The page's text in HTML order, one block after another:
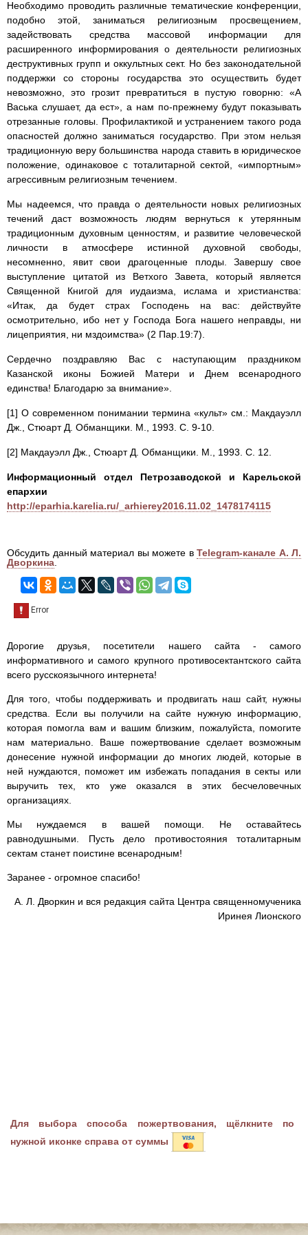
Необходимо проводить различные тематические конференции,
подобно этой, заниматься религиозным просвещением,
задействовать средства массовой информации для
расширенного информирования о деятельности религиозных
деструктивных групп и оккультных сект. Но без законодательной
поддержки со стороны государства это осуществить будет
невозможно, это грозит превратиться в пустую говорню: «А
Васька слушает, да ест», а нам по-прежнему будут показывать
отрезанные головы. Профилактикой и устранением такого рода
опасностей должно заниматься государство. При этом нельзя
традиционную веру большинства народа ставить в юридическое
положение, одинаковое с тоталитарной сектой, «импортным»
агрессивным религиозным течением.
Мы надеемся, что правда о деятельности новых религиозных
течений даст возможность людям вернуться к утерянным
традиционным духовным ценностям, и развитие человеческой
личности в атмосфере истинной духовной свободы,
несомненно, явит свои драгоценные плоды. Завершу свое
выступление цитатой из Ветхого Завета, который является
Священной Книгой для иудаизма, ислама и христианства:
«Итак, да будет страх Господень на вас: действуйте
осмотрительно, ибо нет у Господа Бога нашего неправды, ни
лицеприятия, ни мздоимства» (2 Пар.19:7).
Сердечно поздравляю Вас с наступающим праздником
Казанской иконы Божией Матери и Днем всенародного
единства! Благодарю за внимание».
[1] О современном понимании термина «культ» см.: Макдауэлл
Дж., Стюарт Д. Обманщики. М., 1993. С. 9-10.
[2] Макдауэлл Дж., Стюарт Д. Обманщики. М., 1993. С. 12.
Информационный отдел Петрозаводской и Карельской
епархии
http://eparhia.karelia.ru/_arhierey2016.11.02_1478174115
Обсудить данный материал вы можете в Telegram-канале А. Л.
Дворкина.
Дорогие друзья, посетители нашего сайта - самого
информативного и самого крупного противосектантского сайта
всего русскоязычного интернета!
Для того, чтобы поддерживать и продвигать наш сайт, нужны
средства. Если вы получили на сайте нужную информацию,
которая помогла вам и вашим близким, пожалуйста, помогите
нам материально. Ваше пожертвование сделает возможным
донесение нужной информации до многих людей, которые в
ней нуждаются, поможет им избежать попадания в секты или
выручить тех, кто уже оказался в этих бесчеловечных
организациях.
Мы нуждаемся в вашей помощи. Не оставайтесь
равнодушными. Пусть дело противостояния тоталитарным
сектам станет поистине всенародным!
Заранее - огромное спасибо!
А. Л. Дворкин и вся редакция сайта Центра священномученика
Иринея Лионского
Для выбора способа пожертвования, щёлкните по
нужной иконке справа от суммы